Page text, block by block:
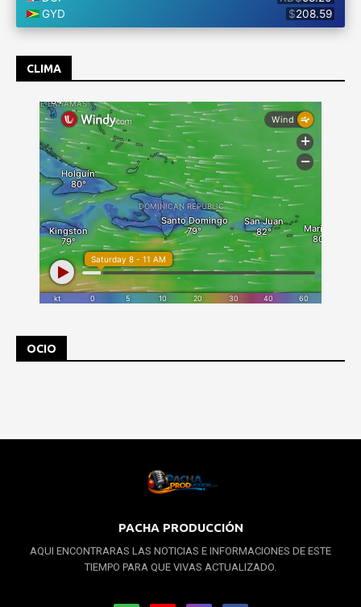
CLIMA
OCIO
PACHA PRODUCCIÓN
AQUI ENCONTRARAS LAS NOTICIAS E INFORMACIONES DE ESTE
TIEMPO PARA QUE VIVAS ACTUALIZADO.